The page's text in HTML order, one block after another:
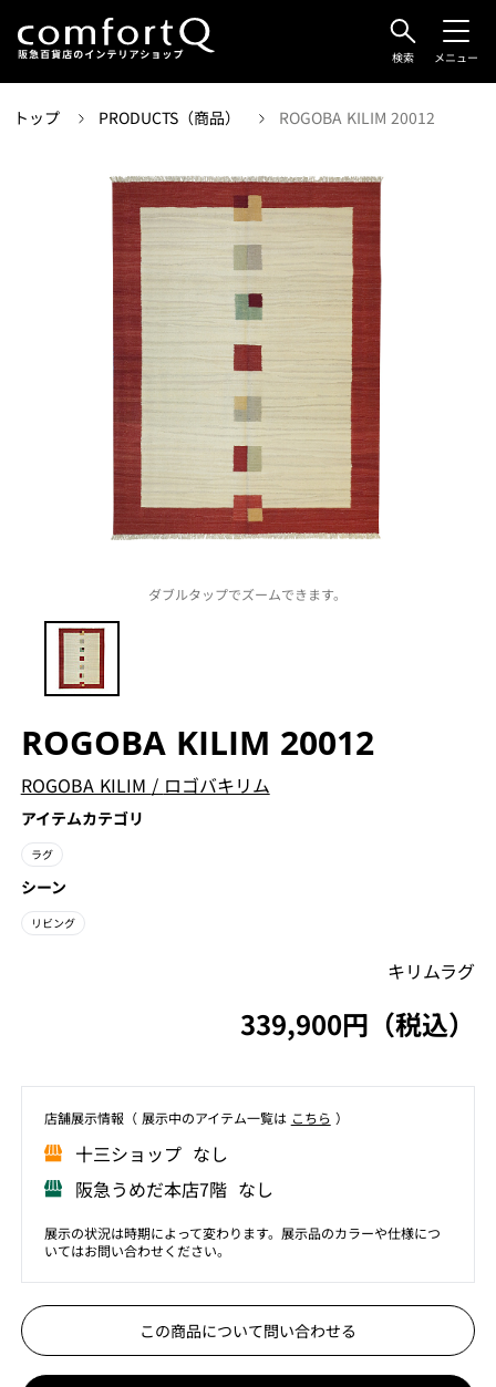
検索 メニュー
トップ PRODUCTS（商品） ROGOBA KILIM 20012
ダブルタップでズームできます。
ROGOBA KILIM 20012
ROGOBA KILIM / ロゴバキリム
アイテムカテゴリ
ラグ
シーン
リビング
キリムラグ
339,900円（税込）
店舗展⽰情報（ 展⽰中のアイテム⼀覧は こちら ）
⼗三ショップ なし
阪急うめだ本店7階 なし
展示の状況は時期によって変わります。展示品のカラーや仕様につ
いてはお問い合わせください。
この商品について問い合わせる